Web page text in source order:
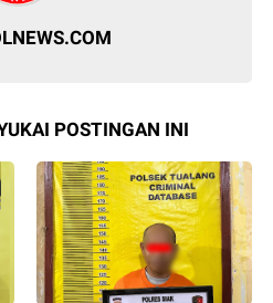
POSTINGAN INI